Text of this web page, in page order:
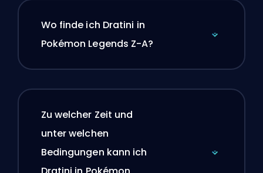
Wo finde ich Dratini in
Pokémon Legends Z-A?
Zu welcher Zeit und
unter welchen
Bedingungen kann ich